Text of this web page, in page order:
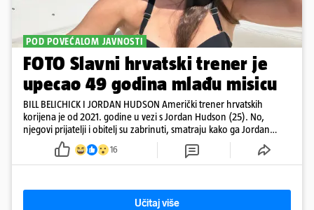
POD POVEĆALOM JAVNOSTI
FOTO Slavni hrvatski trener je
upecao 49 godina mlađu misicu
BILL BELICHICK I JORDAN HUDSON Američki trener hrvatskih
korijena je od 2021. godine u vezi s Jordan Hudson (25). No,
njegovi prijatelji i obitelj su zabrinuti, smatraju kako ga Jordan
kontrolira
16
Učitaj više